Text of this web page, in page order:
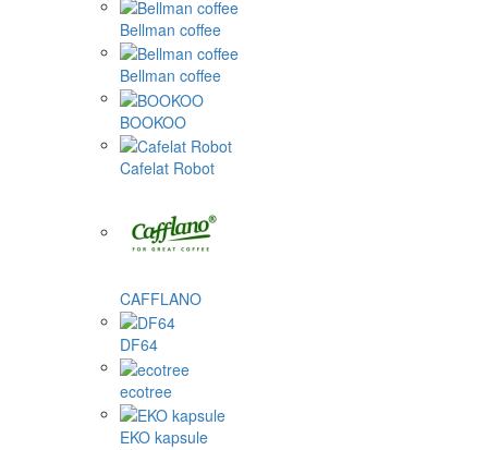
Bellman coffee
Bellman coffee
BOOKOO
Cafelat Robot
CAFFLANO
DF64
ecotree
EKO kapsule